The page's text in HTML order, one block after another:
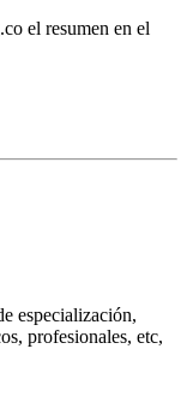
el resumen en el
especialización,
profesionales, etc,